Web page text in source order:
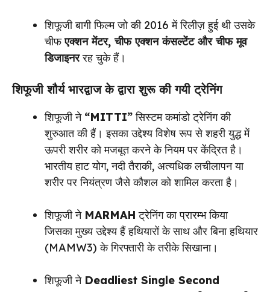
शिफूजी बागी फिल्म जो की 2016 में रिलीज़ हुई थी उसके
चीफएक्शन मेंटर, चीफ एक्शन कंसल्टेंट और चीफ मूव
डिजाइनररह चुके हैं।
शिफूजी शौर्य भारद्वाज के द्वारा शुरू की गयी ट्रेनिंग
शिफूजी ने “MITTI”सिस्टम कमांडो ट्रेनिंग की
शुरुआत की हैं। इसका उद्देश्य विशेष रूप से शहरी युद्ध में
ऊपरी शरीर को मजबूत करने के नियम पर केंद्रित है।
भारतीय हाट योग, नदी तैराकी, अत्यधिक लचीलापन या
शरीर पर नियंत्रण जैसे कौशल को शामिल करता है।
शिफूजी ने MARMAH ट्रेनिंग का प्रारम्भ किया
जिसका मुख्य उद्देश्य हैं हथियारों के साथ और बिना हथियार
(MAMW3) के गिरफ्तारी के तरीके सिखाना।
शिफूजी ने Deadliest Single Second